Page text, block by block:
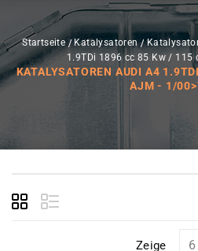
Startseite Katalysatoren
1.9TDi 1896 cc 85 Kw / 115
KATALYSATOREN AUDI A4
AJM - 1/
Zeige